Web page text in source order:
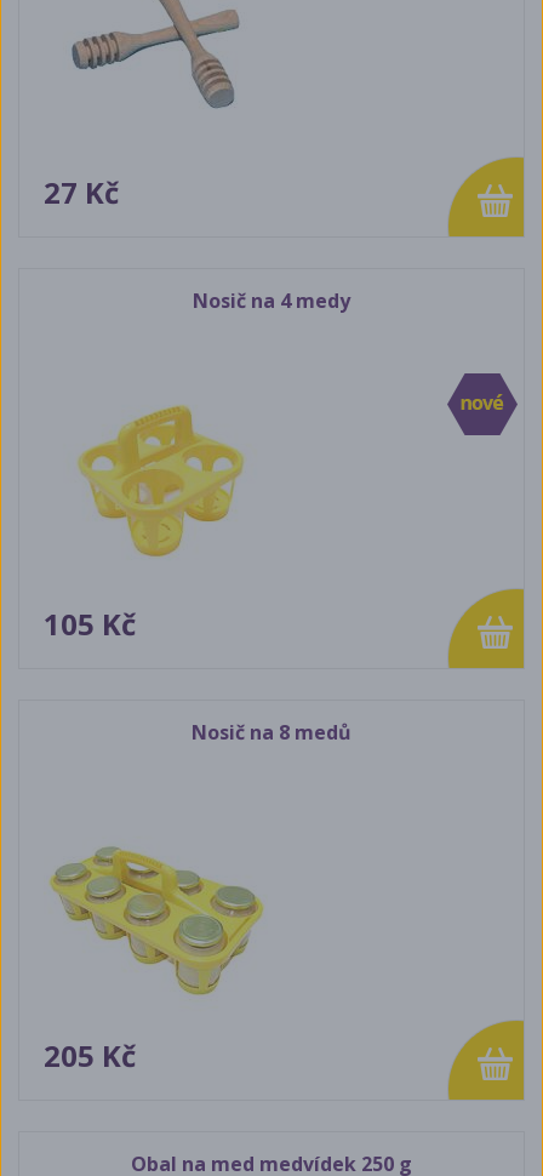
27 Kč
Nosič na 4 medy
105 Kč
Nosič na 8 medů
205 Kč
Obal na med medvídek 250 g